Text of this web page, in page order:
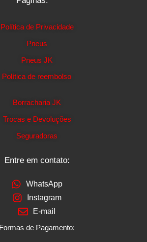
Política de Privacidade
Pneus
Pneus JK
Política de reembolso
Borracharia JK
Trocas e Devoluções
Seguradoras
Entre em contato:
WhatsApp
Instagram
E-mail
Formas de Pagamento: